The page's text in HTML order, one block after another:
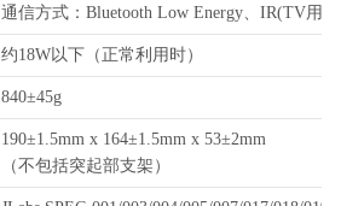
通信方式：Bluetooth Low Energy、IR(TV用)
约18W以下（正常利用时）
840±45g
190±1.5mm x 164±1.5mm x 53±2mm
（不包括突起部支架）